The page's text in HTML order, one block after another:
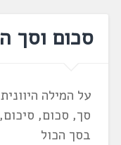
סכום וסך
על המילה
סך, סכום,
בסך הכול